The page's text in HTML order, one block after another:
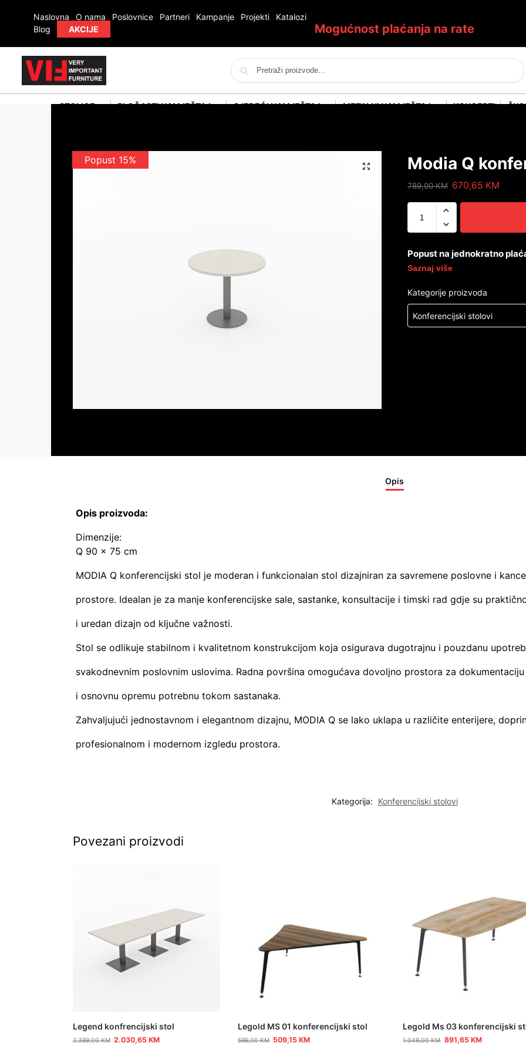
Naslovna O nama Poslovnice Partneri Kampanje Projekti
Katalozi
Blog
AKCIJE Mogućnost plaćanja na rate
Pretraži
STOLICE PLOČASTI NAMJEŠTAJ SJEDEĆI NAMJEŠTAJ METALNI NAMJEŠTAJ KONCEPTI
Popust 15% Modia Q
789,00KM 670,65 KM
Popust na jednokratno
Saznaj više
Kategorije proizvoda
Konferencijski stolovi
Opis
Opis proizvoda:
Dimenzije:
Q 90 x 75 cm
MODIA Q konferencijski stol je moderan i funkcionalan stol dizajniran za savremene poslovne i
prostore. Idealan je za manje konferencijske sale, sastanke, konsultacije i timski rad gdje su
i uredan dizajn od ključne važnosti.
Stol se odlikuje stabilnom i kvalitetnom konstrukcijom koja osigurava dugotrajnu i pouzdanu
svakodnevnim poslovnim uslovima. Radna površina omogućava dovoljno prostora za dokumentaciju
i osnovnu opremu potrebnu tokom sastanaka.
Zahvaljujući jednostavnom i elegantnom dizajnu, MODIA Q se lako uklapa u različite enterijere,
profesionalnom i modernom izgledu prostora.
Kategorija: Konferencijski stolovi
Povezani proizvodi
Legend konfrencijski stol
2.389,00KM 2.030,65KM
Legold MS 01 konferencijski stol
599,00KM 509,15KM
Legold Ms 03 konferencijski
1.049,00KM 891,65 KM